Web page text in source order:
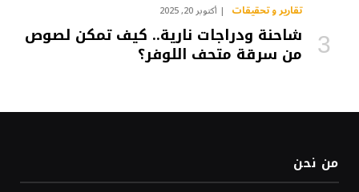
تقارير و تحقيقات أكتوبر 20, 2025
شاحنة ودراجات نارية.. كيف تمكن لصوص
من سرقة متحف اللوفر؟
من نحن